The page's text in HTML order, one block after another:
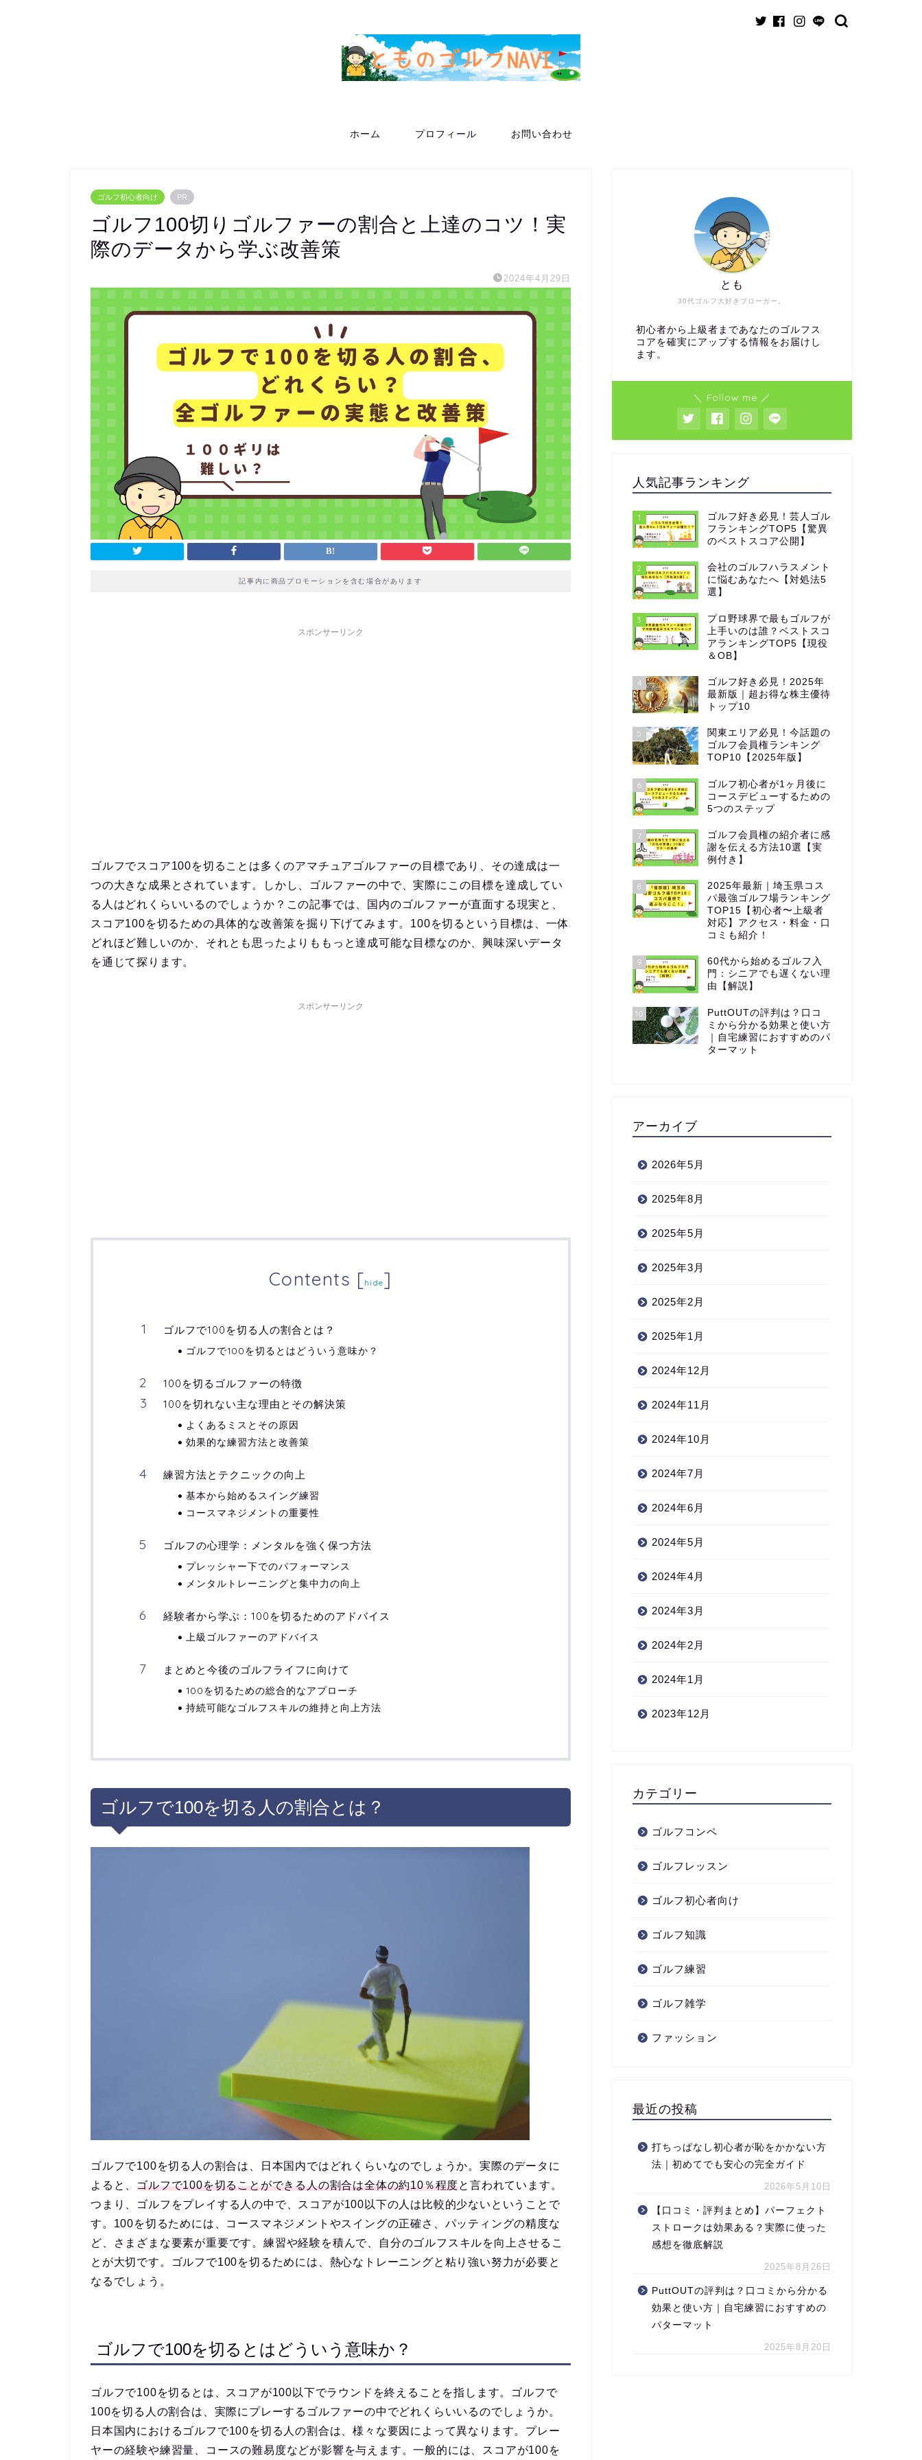
ホーム プロフィール お問い合わせ
ゴルフ初心者向け PR
ゴルフ100切りゴルファーの割合と上達のコツ！実
際のデータから学ぶ改善策
2024年4月29日
記事内に商品プロモーションを含む場合があります
スポンサーリンク
ゴルフでスコア100を切ることは多くのアマチュアゴルファーの目標であり、その達成は一
つの大きな成果とされています。しかし、ゴルファーの中で、実際にこの目標を達成してい
る人はどれくらいいるのでしょうか？この記事では、国内のゴルファーが直面する現実と、
スコア100を切るための具体的な改善策を掘り下げてみます。100を切るという目標は、一体
どれほど難しいのか、それとも思ったよりももっと達成可能な目標なのか、興味深いデータ
を通じて探ります。
スポンサーリンク
Contents [hide]
ゴルフで100を切る人の割合とは？
ゴルフで100を切るとはどういう意味か？
100を切るゴルファーの特徴
100を切れない主な理由とその解決策
よくあるミスとその原因
効果的な練習方法と改善策
練習方法とテクニックの向上
基本から始めるスイング練習
コースマネジメントの重要性
ゴルフの心理学：メンタルを強く保つ方法
プレッシャー下でのパフォーマンス
メンタルトレーニングと集中力の向上
経験者から学ぶ：100を切るためのアドバイス
上級ゴルファーのアドバイス
まとめと今後のゴルフライフに向けて
100を切るための総合的なアプローチ
持続可能なゴルフスキルの維持と向上方法
ゴルフで100を切る人の割合とは？
ゴルフで100を切る人の割合は、日本国内ではどれくらいなのでしょうか。実際のデータに
よると、ゴルフで100を切ることができる人の割合は全体の約10％程度と言われています。
つまり、ゴルフをプレイする人の中で、スコアが100以下の人は比較的少ないということで
す。100を切るためには、コースマネジメントやスイングの正確さ、パッティングの精度な
ど、さまざまな要素が重要です。練習や経験を積んで、自分のゴルフスキルを向上させるこ
とが大切です。ゴルフで100を切るためには、熱心なトレーニングと粘り強い努力が必要と
なるでしょう。
ゴルフで100を切るとはどういう意味か？
ゴルフで100を切るとは、スコアが100以下でラウンドを終えることを指します。ゴルフで
100を切る人の割合は、実際にプレーするゴルファーの中でどれくらいいるのでしょうか。
日本国内におけるゴルフで100を切る人の割合は、様々な要因によって異なります。プレー
ヤーの経験や練習量、コースの難易度などが影響を与えます。一般的には、スコアが100を
30代ゴルフ大好きブローガー。
とも
初心者から上級者まであなたのゴルフス
コアを確実にアップする情報をお届けし
ます。
＼ Follow me ／
人気記事ランキング
1
ゴルフ好き必見！芸人ゴル
フランキングTOP5【驚異
のベストスコア公開】
2
会社のゴルフハラスメント
に悩むあなたへ【対処法5
選】
3
プロ野球界で最もゴルフが
上手いのは誰？ベストスコ
アランキングTOP5【現役
＆OB】
4
ゴルフ好き必見！2025年
最新版｜超お得な株主優待
トップ10
5
関東エリア必見！今話題の
ゴルフ会員権ランキング
TOP10【2025年版】
6
ゴルフ初心者が1ヶ月後に
コースデビューするための
5つのステップ
7
ゴルフ会員権の紹介者に感
謝を伝える方法10選【実
例付き】
8
2025年最新｜埼玉県コス
パ最強ゴルフ場ランキング
TOP15【初心者〜上級者
対応】アクセス・料金・口
コミも紹介！
9
60代から始めるゴルフ入
門：シニアでも遅くない理
由【解説】
10
PuttOUTの評判は？口コ
ミから分かる効果と使い方
｜自宅練習におすすめのパ
ターマット
アーカイブ
2026年5月
2025年8月
2025年5月
2025年3月
2025年2月
2025年1月
2024年12月
2024年11月
2024年10月
2024年7月
2024年6月
2024年5月
2024年4月
2024年3月
2024年2月
2024年1月
2023年12月
カテゴリー
ゴルフコンペ
ゴルフレッスン
ゴルフ初心者向け
ゴルフ知識
ゴルフ練習
ゴルフ雑学
ファッション
最近の投稿
打ちっぱなし初心者が恥をかかない方
法｜初めてでも安心の完全ガイド
2026年5月10日
【口コミ・評判まとめ】パーフェクト
ストロークは効果ある？実際に使った
感想を徹底解説
2025年8月26日
PuttOUTの評判は？口コミから分かる
効果と使い方｜自宅練習におすすめの
パターマット
2025年8月20日